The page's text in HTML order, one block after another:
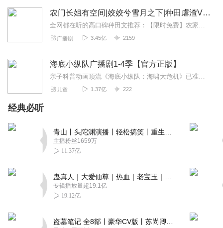
农门长姐有空间|姣姣兮雪月之下|种田虐渣VIP免费
全网都在听的高口碑种田文推荐：【限时免费】农家小福女|姣姣兮郁雨竹|全网最快寒门大俗人|姣姣兮杜骁|萌宝女强古言爽文魏晋干饭人未删减全网最快|农家小福...
广播剧 3.45亿 2159
海底小纵队广播剧1-4季【官方正版】
亲子科普动画顶流《海底小纵队：海啸大危机》已准备就绪，邀您开启全家总动员！5月1日，电影院见！上新推荐戳《海底小纵队第九季》，抢先收听第九季全新故事！《海底小...
儿童 1.37亿 222
经典必听
主播粉丝1659万
11.37亿
专辑播放量超19.1亿
19.12亿